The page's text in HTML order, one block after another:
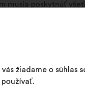
poskytnúť
formulári sú
Make.org
žiadame o súhlas